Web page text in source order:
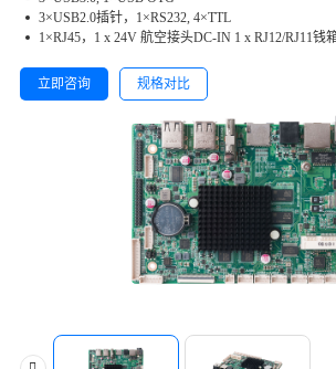
3×USB2.0插针，1×RS232, 4×TTL
1×RJ45，1 x 24V 航空接头DC-IN 1 x RJ12/RJ11钱
立即咨询 规格对比